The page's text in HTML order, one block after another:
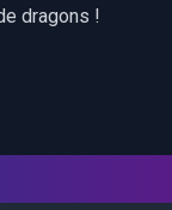
dragons !